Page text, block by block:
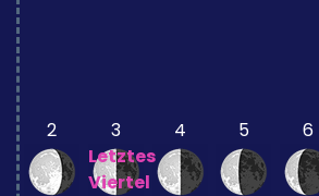
2
3
Letztes
Viertel
4 5 6